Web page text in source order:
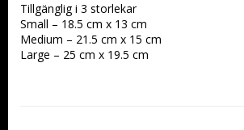
Tillgänglig i 3 storlekar
Small – 18.5 cm x 13 cm
Medium – 21.5 cm x 15 cm
Large – 25 cm x 19.5 cm